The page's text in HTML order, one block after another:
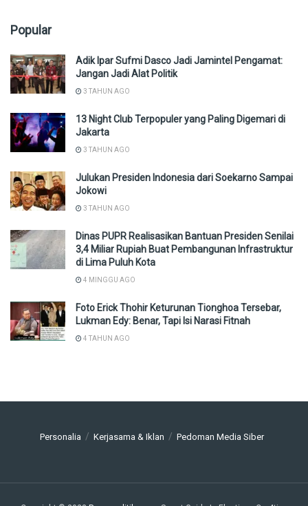
Popular
Adik Ipar Sufmi Dasco Jadi Jamintel Pengamat:
Jangan Jadi Alat Politik
3 TAHUN AGO
13 Night Club Terpopuler yang Paling Digemari di
Jakarta
3 TAHUN AGO
Julukan Presiden Indonesia dari Soekarno Sampai
Jokowi
3 TAHUN AGO
Dinas PUPR Realisasikan Bantuan Presiden Senilai
3,4 Miliar Rupiah Buat Pembangunan Infrastruktur
di Lima Puluh Kota
4 MINGGU AGO
Foto Erick Thohir Keturunan Tionghoa Tersebar,
Lukman Edy: Benar, Tapi Isi Narasi Fitnah
4 TAHUN AGO
Personalia Kerjasama & Iklan Pedoman Media Siber